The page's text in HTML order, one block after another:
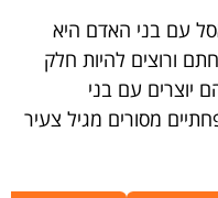
עם בני האדם היא
ורוצים להיות חלק
יוצרים עם בני
מסורים מגיל צעיר